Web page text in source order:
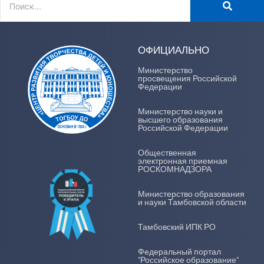
ОФИЦИАЛЬНО
Министерство
просвещения Российской
Федерации
Министерство науки и
высшего образования
Российской Федерации
Общественная
электронная приемная
РОСКОМНАДЗОРА
Министерство образования
и науки Тамбовской области
Тамбовский ИПК РО
Федеральный портал
"Российское образование"